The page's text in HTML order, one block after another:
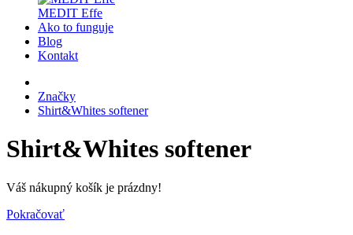
MEDIT Effe
Ako to funguje
Blog
Kontakt
Značky
Shirt&Whites softener
Shirt&Whites softener
Váš nákupný košík je prázdny!
Pokračovať